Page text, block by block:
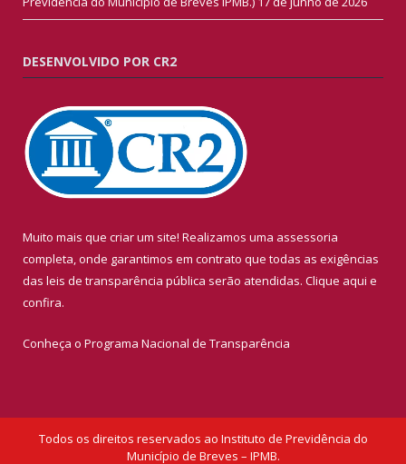
DESENVOLVIDO POR CR2
Muito mais que criar um site! Realizamos uma assessoria
completa, onde garantimos em contrato que todas as exigências
das leis de transparência pública serão atendidas. Clique aqui e
confira.
Conheça o Programa Nacional de Transparência
Todos os direitos reservados ao Instituto de Previdência do
Município de Breves – IPMB.